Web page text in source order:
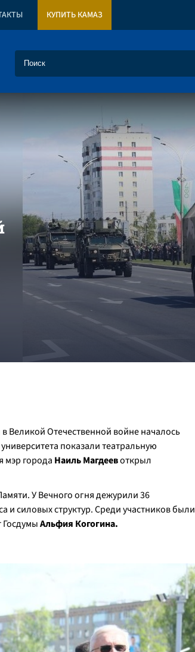
КУПИТЬ КАМАЗ
Отечественной войне началось
показали театральную
мэр города Наиль Магдеевоткрыл
У Вечного огня дежурили 36
и силовых структур. Среди участников были
ГосдумыАльфия Когогина.